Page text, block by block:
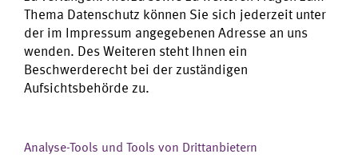
Thema Datenschutz können Sie sich jederzeit unter
der im Impressum angegebenen Adresse an uns
wenden. Des Weiteren steht Ihnen ein
Beschwerderecht bei der zuständigen
Aufsichtsbehörde zu.
Analyse-Tools und Tools von Drittanbietern